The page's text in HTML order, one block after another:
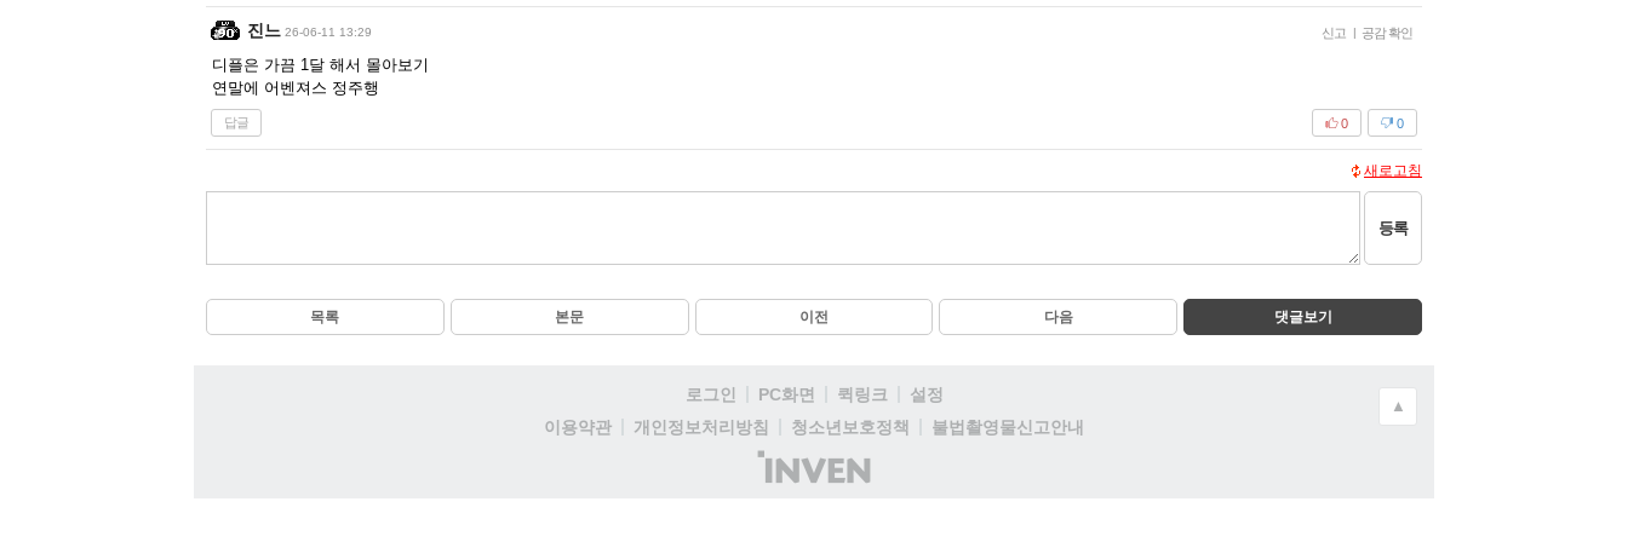
진느 26-06-11 13:29 신고 | 공감 확인
디플은 가끔 1달 해서 몰아보기
연말에 어벤져스 정주행
답글 0
0
새로고침
등록
목록 본문 이전 다음 댓글보기
로그인 PC화면 퀵링크
설정
이용약관
개인정보처리방침 청소년보호정책
불법촬영물신고안내
(주)
인
▲